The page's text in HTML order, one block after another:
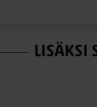
aikaista kääntyilyä, mikä
vaihtoehdon:
LISÄKSI